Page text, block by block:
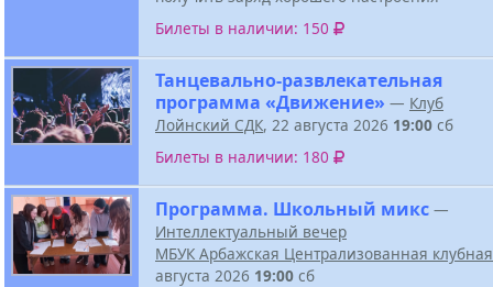
Билеты в наличии: 150
Танцевально-развлекательная
программа «Движение» — Клуб
Лойнский СДК, 22 августа 2026 19:00 сб
Билеты в наличии: 180
Программа. Школьный микс —
Интеллектуальный вечер
МБУК Арбажская Централизованная
августа 2026 19:00 сб